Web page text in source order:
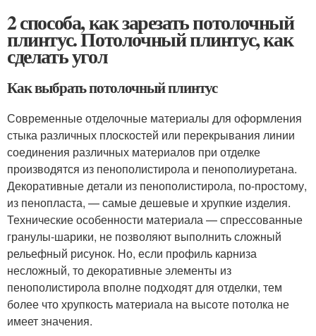
2 способа, как зарезать потолочный
плинтус. Потолочный плинтус, как
сделать угол
Как выбрать потолочный плинтус
Современные отделочные материалы для оформления
стыка различных плоскостей или перекрывания линии
соединения различных материалов при отделке
производятся из пенополистирола и пенополиуретана.
Декоративные детали из пенополистирола, по-простому,
из пенопласта, — самые дешевые и хрупкие изделия.
Технические особенности материала — спрессованные
гранулы-шарики, не позволяют выполнить сложный
рельефный рисунок. Но, если профиль карниза
несложный, то декоративные элементы из
пенополистирола вполне подходят для отделки, тем
более что хрупкость материала на высоте потолка не
имеет значения.